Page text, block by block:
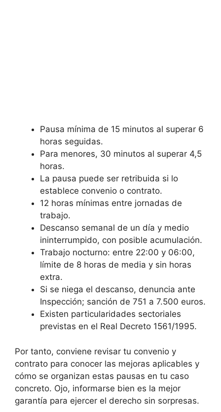
Pausa mínima de 15 minutos al superar 6
horas seguidas.
Para menores, 30 minutos al superar 4,5
horas.
La pausa puede ser retribuida si lo
establece convenio o contrato.
12 horas mínimas entre jornadas de
trabajo.
Descanso semanal de un día y medio
ininterrumpido, con posible acumulación.
Trabajo nocturno: entre 22:00 y 06:00,
límite de 8 horas de media y sin horas
extra.
Si se niega el descanso, denuncia ante
Inspección; sanción de 751 a 7.500 euros.
Existen particularidades sectoriales
previstas en el Real Decreto 1561/1995.
Por tanto, conviene revisar tu convenio y
contrato para conocer las mejoras aplicables y
cómo se organizan estas pausas en tu caso
concreto. Ojo, informarse bien es la mejor
garantía para ejercer el derecho sin sorpresas.